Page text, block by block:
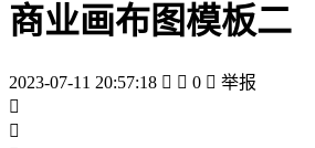
商业画布图模板二
2023-07-11 20:57:18   0  举报

